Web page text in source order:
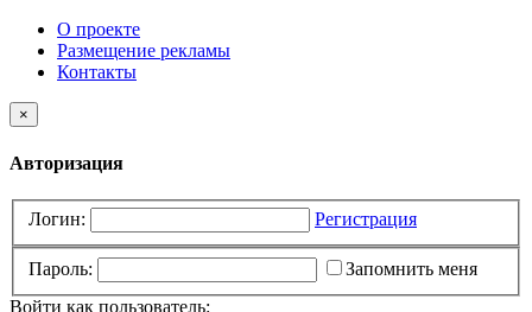
О проекте
Размещение рекламы
Контакты
×
Авторизация
Логин: Регистрация
Пароль:
Запомнить меня
Войти как пользователь: